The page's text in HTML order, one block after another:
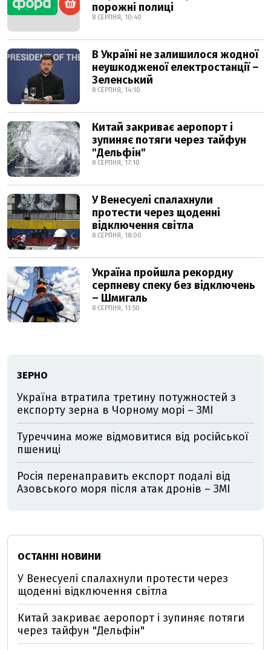
порожні полиці
8 СЕРПНЯ, 10:40
В Україні не залишилося жодної
неушкодженої електростанції –
Зеленський
8 СЕРПНЯ, 14:10
Китай закриває аеропорт і
зупиняє потяги через тайфун
"Дельфін"
8 СЕРПНЯ, 17:10
У Венесуелі спалахнули
протести через щоденні
відключення світла
8 СЕРПНЯ, 18:00
Україна пройшла рекордну
серпневу спеку без відключень
– Шмигаль
8 СЕРПНЯ, 11:50
ЗЕРНО
Україна втратила третину потужностей з
експорту зерна в Чорному морі – ЗМІ
Туреччина може відмовитися від російської
пшениці
Росія перенаправить експорт подалі від
Азовського моря після атак дронів – ЗМІ
ОСТАННІ НОВИНИ
У Венесуелі спалахнули протести через
щоденні відключення світла
Китай закриває аеропорт і зупиняє потяги
через тайфун "Дельфін"